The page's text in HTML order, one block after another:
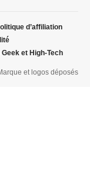
et logos déposés
d’affiliation
et High-Tech